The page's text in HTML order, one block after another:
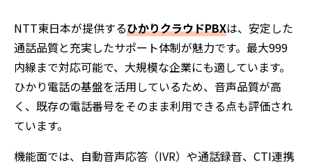
NTT東日本が提供するひかりクラウドPBXは、安定した
通話品質と充実したサポート体制が魅力です。最大999
内線まで対応可能で、大規模な企業にも適しています。
ひかり電話の基盤を活用しているため、音声品質が高
く、既存の電話番号をそのまま利用できる点も評価され
ています。
機能面では、自動音声応答（IVR）や通話録音、CTI連携